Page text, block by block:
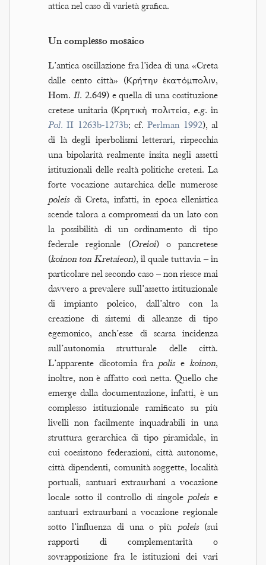
attica nel caso di varietà grafica.
Un complesso mosaico
L’antica oscillazione fra l’idea di una «Creta
dalle cento città» (Κρήτην ἑκατόμπολιν,
Hom. Il. 2.649) e quella di una costituzione
cretese unitaria (Κρητικὴ πολιτεία, e.g. in
Pol. II 1263b-1273b; cf.Perlman 1992), al
di là degli iperbolismi letterari, rispecchia
una bipolarità realmente insita negli assetti
istituzionali delle realtà politiche cretesi. La
forte vocazione autarchica delle numerose
poleisdi Creta, infatti, in epoca ellenistica
scende talora a compromessi da un lato con
la possibilità di un ordinamento di tipo
federale regionale (Oreioi) o pancretese
(koinon ton Kretaieon), il quale tuttavia – in
particolare nel secondo caso – non riesce mai
davvero a prevalere sull’assetto istituzionale
di impianto poleico, dall’altro con la
creazione di sistemi di alleanze di tipo
egemonico, anch’esse di scarsa incidenza
sull’autonomia strutturale delle città.
L’apparente dicotomia fra polisekoinon,
inoltre, non è affatto così netta. Quello che
emerge dalla documentazione, infatti, è un
complesso istituzionale ramificato su più
livelli non facilmente inquadrabili in una
struttura gerarchica di tipo piramidale, in
cui coesistono federazioni, città autonome,
città dipendenti, comunità soggette, località
portuali, santuari extraurbani a vocazione
locale sotto il controllo di singole poleise
santuari extraurbani a vocazione regionale
sotto l’influenza di una o più poleis(sui
rapporti di complementarità o
sovrapposizione fra le istituzioni dei vari